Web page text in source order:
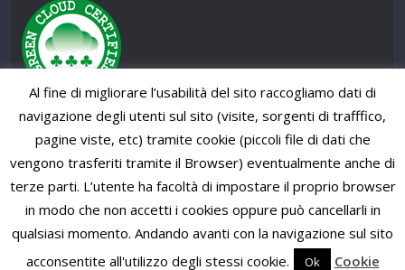
Copyright © 2026SUP News Magazine. All rights reserved.
Theme: ColorMag Pro byThemeGrill. Powered byWordPress
Al fine di migliorare l’usabilità del sito raccogliamo dati di
navigazione degli utenti sul sito (visite, sorgenti di trafffico,
pagine viste, etc) tramite cookie (piccoli file di dati che
vengono trasferiti tramite il Browser) eventualmente anche di
terze parti. L’utente ha facoltà di impostare il proprio browser
in modo che non accetti i cookies oppure può cancellarli in
qualsiasi momento. Andando avanti con la navigazione sul sito
acconsentite all'utilizzo degli stessi cookie.
Ok Cookie